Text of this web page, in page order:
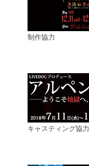
制作協力
キャスティング協力